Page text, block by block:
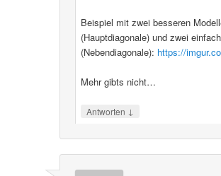
Beispiel mit zwei besseren
(Hauptdiagonale) und zwei
(Nebendiagonale): https://
Mehr gibts nicht…
Antworten ↓